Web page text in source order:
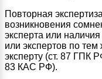
Повторная
возникновения
эксперта или
или экспертов по
эксперту (ст. 87 ГПК
83 КАС РФ).